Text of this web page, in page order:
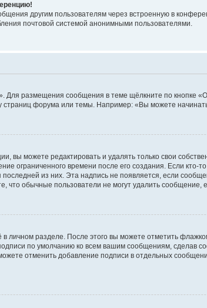
другим пользователям через встроенную в
почтовой системой анонимными пользователями.
размещения сообщения в теме щёлкните по кнопке
страниц форума или темы. Например: «Вы можете
вы можете редактировать и удалять только свои
ограниченного времени после его создания. Если
последней из них. Эта надпись не появляется, если
обычные пользователи не могут удалить сообщение,
личном разделе. После этого вы можете отметить
по умолчанию ко всем вашим сообщениям, сделав
отменить добавление подписи в отдельных